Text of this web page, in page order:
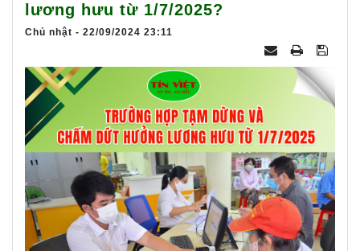
lương hưu từ 1/7/2025?
Chủ nhật - 22/09/2024 23:11